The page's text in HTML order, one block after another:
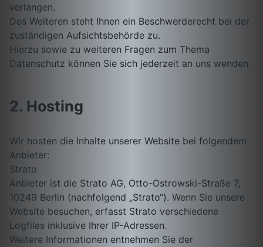
verlangen.
Des Weiteren steht Ihnen ein Beschwerderecht bei der
zuständigen Aufsichtsbehörde zu.
Hierzu sowie zu weiteren Fragen zum Thema
Datenschutz können Sie sich jederzeit an uns wenden.
2. Hosting
Wir hosten die Inhalte unserer Website bei folgendem
Anbieter:
Strato
Anbieter ist die Strato AG, Otto-Ostrowski-Straße 7,
10249 Berlin (nachfolgend „Strato“). Wenn Sie unsere
Website besuchen, erfasst Strato verschiedene
Logfiles inklusive Ihrer IP-Adressen.
Weitere Informationen entnehmen Sie der